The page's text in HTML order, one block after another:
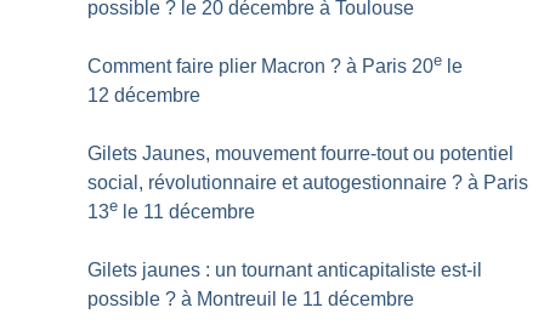
possible ? le 20 décembre à Toulouse
Comment faire plier Macron ? à Paris 20e le
12 décembre
Gilets Jaunes, mouvement fourre-tout ou potentiel
social, révolutionnaire et autogestionnaire ? à Paris
13e le 11 décembre
Gilets jaunes : un tournant anticapitaliste est-il
possible ? à Montreuil le 11 décembre